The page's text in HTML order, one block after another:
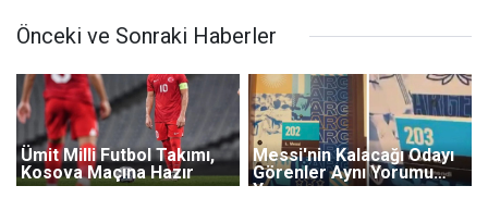
Önceki ve Sonraki Haberler
Ümit Milli Futbol Takımı,
Kosova Maçına Hazır
Messi'nin Kalacağı Odayı
Görenler Aynı Yorumu
Yapıyor